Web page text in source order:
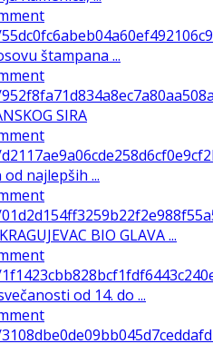
štampana ...
SIRA
najlepših ...
BIO GLAVA ...
od 14. do ...